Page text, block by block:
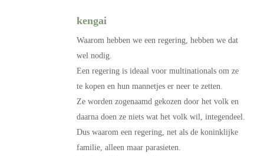
kengai
Waarom hebben we een regering, hebben we dat
wel nodig.
Een regering is ideaal voor multinationals om ze
te kopen en hun mannetjes er neer te zetten.
Ze worden zogenaamd gekozen door het volk en
daarna doen ze niets wat het volk wil, integendeel.
Dus waarom een regering, net als de koninklijke
familie, alleen maar parasieten.